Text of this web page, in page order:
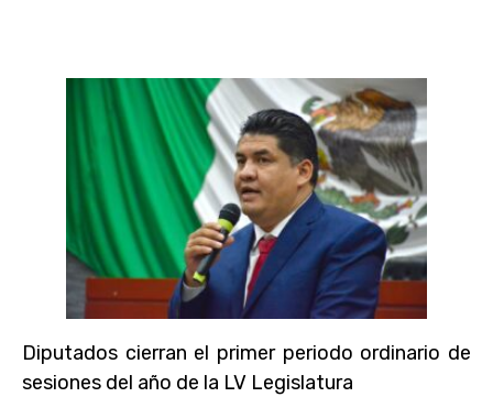
Diputados cierran el primer periodo ordinario de
sesiones del año de la LV Legislatura